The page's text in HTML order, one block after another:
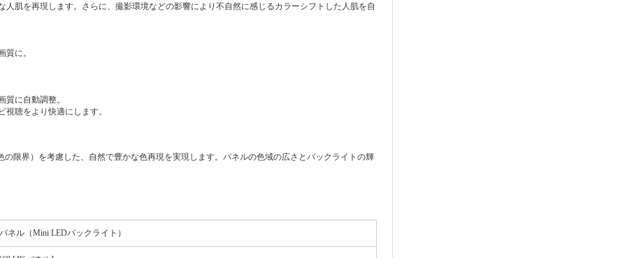
肌を再現します。さらに、撮影環境などの影響により不自然に感じるカラーシフトした人肌を自
質に。
に自動調整。
聴をより快適にします。
限界）を考慮した、自然で豊かな色再現を実現します。パネルの色域の広さとバックライトの輝
ネル（Mini LEDバックライト）